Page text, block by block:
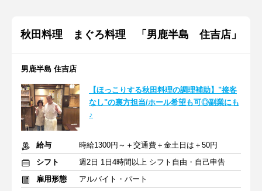
秋田料理 まぐろ料理 「男鹿半島 住吉店」
男鹿半島 住吉店
【ほっこりする秋田料理の調理補助】"接客
なし"の裏方担当/ホール希望も可◎副業にも
♪
給与
時給1300円～＋交通費＋金土日は＋50円
シフト
週2日 1日4時間以上 シフト自由・自己申告
雇用形態
アルバイト・パート